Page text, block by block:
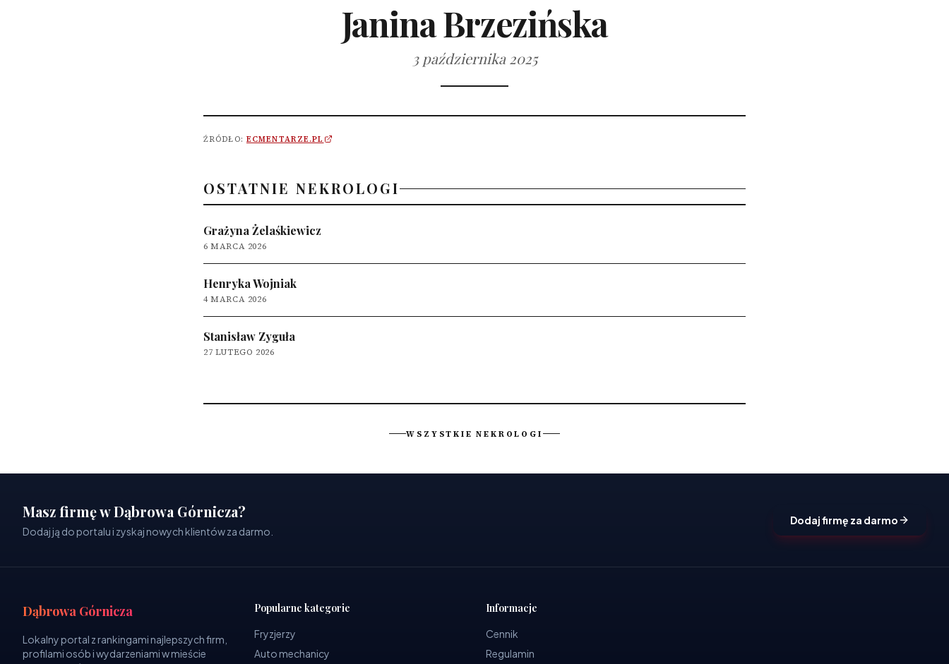
Janina Brzezińska
3 października 2025
ŹRÓDŁO: ECMENTARZE.PL
OSTATNIE NEKROLOGI
Grażyna Żelaśkiewicz
6 MARCA 2026
Henryka Wojniak
4 MARCA 2026
Stanisław Zyguła
27 LUTEGO 2026
WSZYSTKIE NEKROLOGI
Masz firmę w Dąbrowa Górnicza?
Dodaj ją do portalu i zyskaj nowych klientów za darmo.
Dodaj firmę za darmo
Dąbrowa Górnicza
Lokalny portal z rankingami najlepszych firm,
profilami osób i wydarzeniami w mieście
Popularne kategorie
Fryzjerzy
Auto mechanicy
Informacje
Cennik
Regulamin